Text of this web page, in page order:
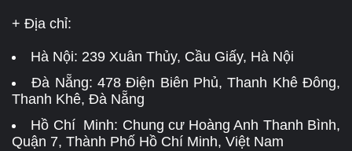
+ Địa chỉ:
Hà Nội: 239 Xuân Thủy, Cầu Giấy, Hà Nội
Đà Nẵng:478 Điện Biên Phủ, Thanh Khê Đông,
Thanh Khê, Đà Nẵng
Hồ Chí Minh: Chung cư Hoàng Anh Thanh Bình,
Quận 7, Thành Phố Hồ Chí Minh, Việt Nam